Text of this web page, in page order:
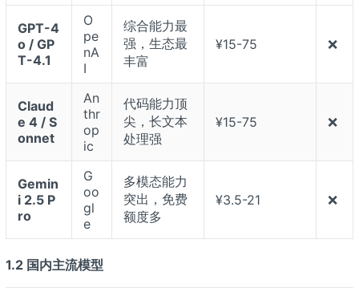
GPT-4
o / GP
T-4.1
O
pe
nA
I
综合能力最
强，生态最
丰富
¥15-75 ❌
Claud
e 4 / S
onnet
An
thr
op
ic
代码能力顶
尖，长文本
处理强
¥15-75 ❌
Gemin
i 2.5 P
ro
G
oo
gl
e
多模态能力
突出，免费
额度多
¥3.5-21 ❌
1.2 国内主流模型